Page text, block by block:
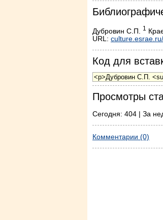
Дубровин С.П. 1
URL:
Код для
Просмотры
Сегодня: 404 | За
Комментарии (0)